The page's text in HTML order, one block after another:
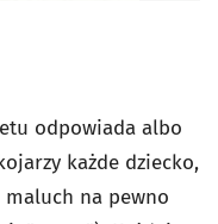
odpowiada albo
każde dziecko,
na pewno